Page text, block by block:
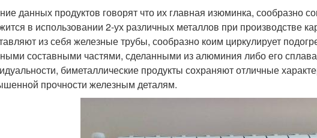
данных продуктов говорят что их главная изюминка, сообразно
в использовании 2-ух различных металлов при производстве
из себя железные трубы, сообразно коим циркулирует
составными частями, сделанными из алюминия либо его
биметаллические продукты сохраняют отличные
прочности железным деталям.